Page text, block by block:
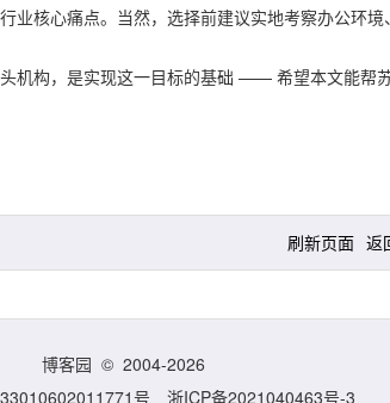
核心痛点。当然，选择前建议实地考察办公环境、
机构，是实现这一目标的基础 —— 希望本文能帮
刷新页面 返
博客园 © 2004-2026
号
浙ICP备2021040463号-3